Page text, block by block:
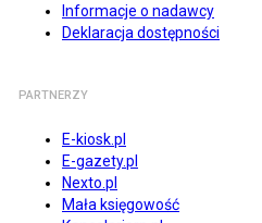
Informacje o nadawcy
Deklaracja dostępności
PARTNERZY
E-kiosk.pl
E-gazety.pl
Nexto.pl
Mała księgowość